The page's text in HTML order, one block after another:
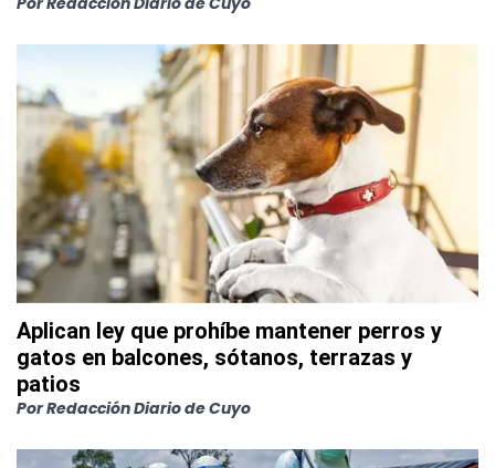
Aplican ley que prohíbe mantener perros y
gatos en balcones, sótanos, terrazas y
patios
PorRedacción Diario de Cuyo